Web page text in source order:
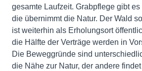
gesamte Laufzeit. Grabpflege gibt
die übernimmt die Natur. Der Wald
ist weiterhin als Erholungsort
die Hälfte der Verträge werden in
Die Beweggründe sind
die Nähe zur Natur, der andere